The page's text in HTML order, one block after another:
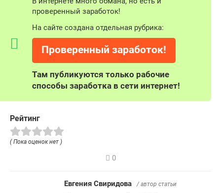
проверенный заработок!
На сайте создана отдельная рубрика:
Проверенный заработок!
Там публикуются только рабочие
способы заработка в сети интернет!
Рейтинг
( Пока оценок нет )
0
Евгения Свиридова / автор статьи